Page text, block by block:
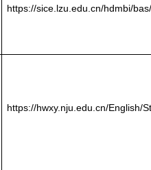
https://sice.lzu.edu.cn/hdmbi/
https://hwxy.nju.edu.cn/English/